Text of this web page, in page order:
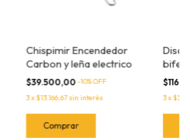
Chispimir Encendedor
Carbon y leña electrico
$39.500,00 -10% OFF
3x$13.166,67sin interés 3x